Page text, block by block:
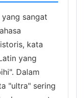
sangat
kata
yang
Dalam
"ultra" sering